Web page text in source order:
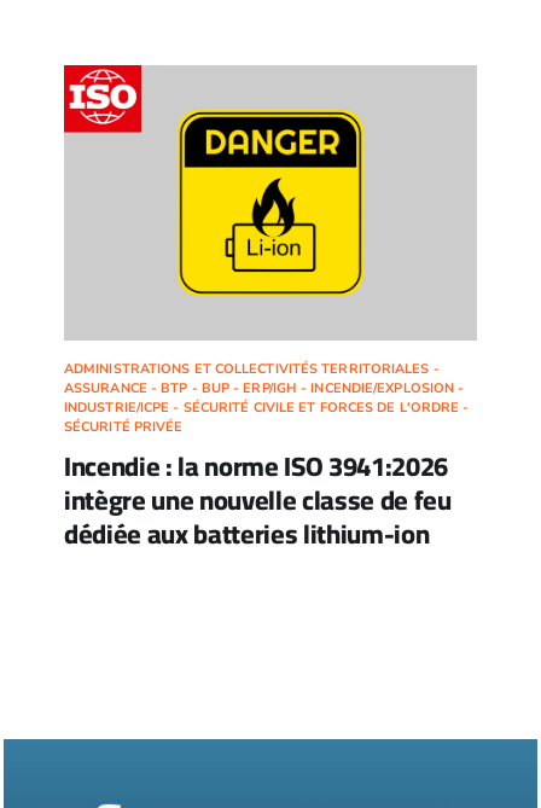
ADMINISTRATIONS ET COLLECTIVITÉS TERRITORIALES -
ASSURANCE - BTP - BUP - ERP/IGH - INCENDIE/EXPLOSION -
INDUSTRIE/ICPE - SÉCURITÉ CIVILE ET FORCES DE L'ORDRE -
SÉCURITÉ PRIVÉE
Incendie : la norme ISO 3941:2026
intègre une nouvelle classe de feu
dédiée aux batteries lithium-ion